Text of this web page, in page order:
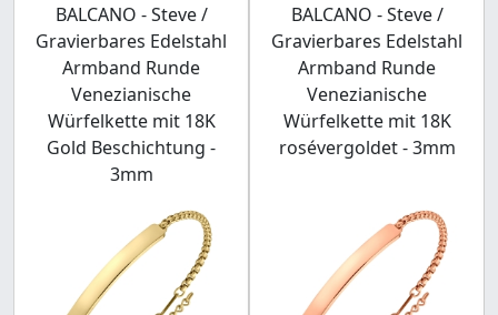
BALCANO - Steve /
Gravierbares Edelstahl
Armband Runde
Venezianische
Würfelkette mit 18K
Gold Beschichtung -
3mm
BALCANO - Steve /
Gravierbares Edelstahl
Armband Runde
Venezianische
Würfelkette mit 18K
rosévergoldet - 3mm